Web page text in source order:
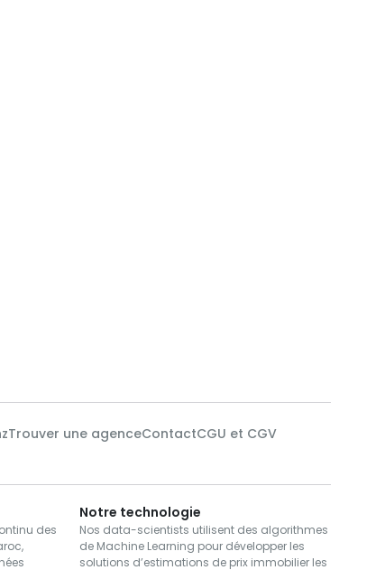
Trouver une agenceContactCGU et CGV
des
Notre technologie
Nos data-scientists utilisent des algorithmes
de Machine Learning pour développer les
solutions d’estimations de prix immobilier les